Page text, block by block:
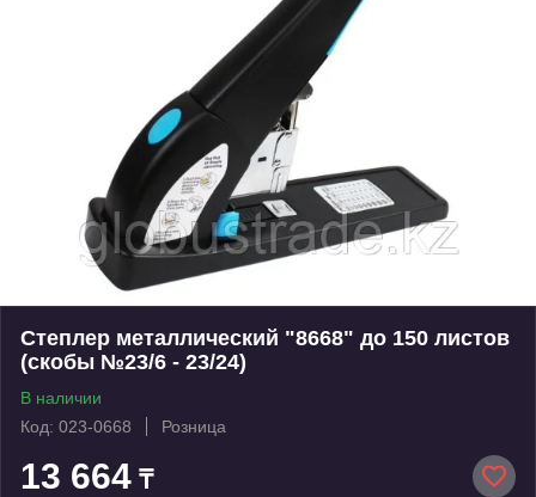
Степлер металлический "8668" до 150 листов
(скобы №23/6 - 23/24)
В наличии
Код: 023-0668
Розница
13 664 ₸